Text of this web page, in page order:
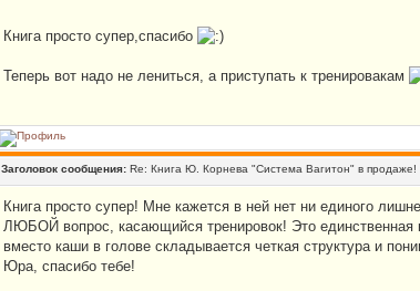
Книга просто супер,спасибо
Теперь вот надо не лениться, а приступать к тренировакам
Заголовок сообщения: Re: Книга Ю. Корнева "Система Вагитон" в продаже!
Книга просто супер! Мне кажется в ней нет ни единого
ЛЮБОЙ вопрос, касающийся тренировок! Это единственная
вместо каши в голове складывается четкая структура и
Юра, спасибо тебе!